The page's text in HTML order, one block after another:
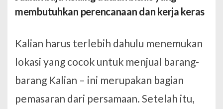
membutuhkan perencanaan dan kerja keras
Kalian harus terlebih dahulu menemukan
lokasi yang cocok untuk menjual barang-
barang Kalian – ini merupakan bagian
pemasaran dari persamaan. Setelah itu,